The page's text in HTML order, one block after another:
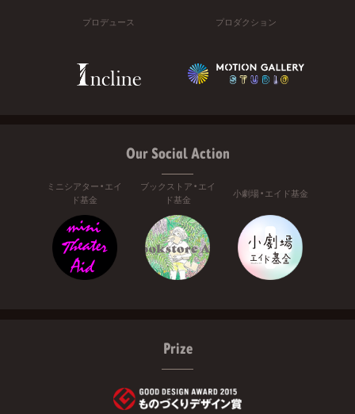
プロデュース プロダクション
Our Social Action
ミニシアター・エイ
ド基金
ブックストア・エイ
ド基金
小劇場・エイド基金
Prize